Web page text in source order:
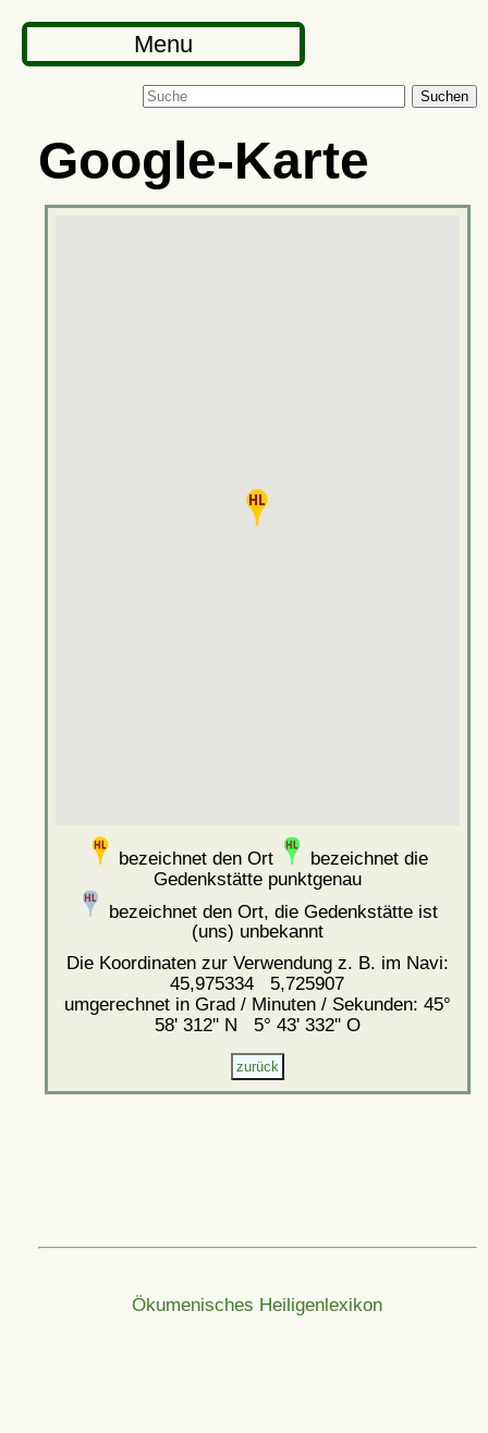
Menu
Suchen
Google-Karte
bezeichnet den Ort
bezeichnet die
Gedenkstätte punktgenau
bezeichnet den Ort, die Gedenkstätte ist
(uns) unbekannt
Die Koordinaten zur Verwendung z. B. im Navi:
45,975334 5,725907
umgerechnet in Grad / Minuten / Sekunden: 45°
58' 312'' N 5° 43' 332'' O
Ökumenisches Heiligenlexikon